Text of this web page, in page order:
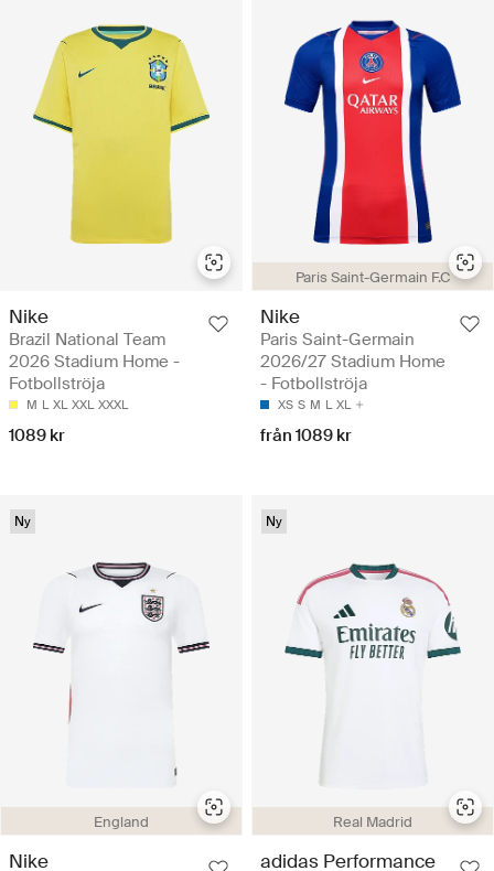
Nike
Brazil National Team
2026 Stadium Home -
Fotbollströja
M L XL XXL XXXL
1089 kr
Paris Saint-Germain F.C
Nike
Paris Saint-Germain
2026/27 Stadium Home
- Fotbollströja
XS S M L XL
från 1089 kr
England
Ny
Nike
Real Madrid
Ny
adidas Performance